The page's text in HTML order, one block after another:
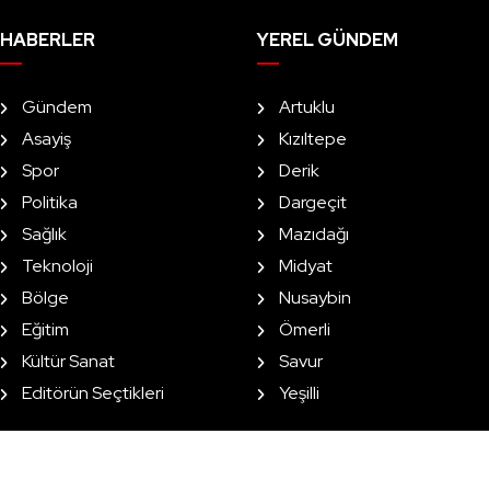
HABERLER
Gündem
Asayiş
Spor
Politika
Sağlık
Teknoloji
Bölge
Eğitim
Kültür Sanat
Editörün Seçtikleri
YEREL GÜNDEM
Artuklu
Kızıltepe
Derik
Dargeçit
Mazıdağı
Midyat
Nusaybin
Ömerli
Savur
Yeşilli